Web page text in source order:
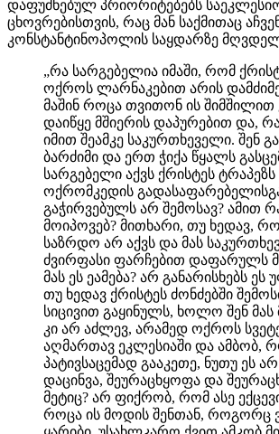
დაფუძნებულ პრიორიტებებს
ცხოვრებისთვის, რაც მან საქმითაც
კონსტანტინოპოლის საყდარზე
„რა სარგებელია იმაში, რომ
ოქროს ლარნაკებით არის
მაშინ როცა თვითონ ის შიმშილით
დაიწყე მშიერის დაპურებით და,
იმით შეამკე საკურთხეველი. შენ
ბარძიმი და ერთ ჭიქა წყალს
სარგებელი აქვს ქრისტეს ტრაპეზს
ოქრომკედის
გაჭირვებულს არ შემოსავ? ამით
მოიპოვებ? მითხარი, თუ ხედავ,
საზრდო არ აქვს და მას
ძვირფასი ფარჩებით დაფარულს
მას ეს ეამება? არ განარისხებს ეს
თუ ხედავ ქრისტეს ძონძებში
სიცივით გაყინულს, ხოლო შენ მას
კი არ აძლევ, არამედ ოქროს
აღმართავ ეკლესიაში და ამბობ,
პატივსაცემად გააკეთე, ნუთუ ეს
დაცინვა, შეურაცხყოფა და
მეტიც? არ ფიქრობ, რომ ასე
როცა ის მოდის შენთან, როგორც